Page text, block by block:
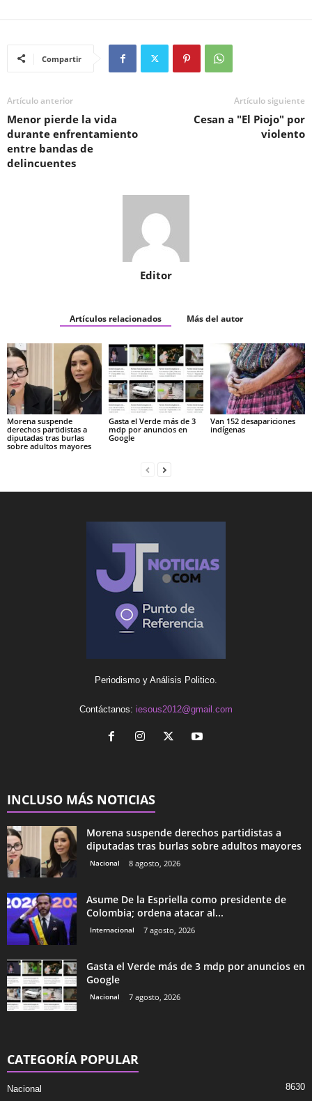
Compartir
Artículo anterior
Menor pierde la vida
durante enfrentamiento
entre bandas de
delincuentes
Artículo siguiente
Cesan a "El Piojo" por
violento
Editor
Artículos relacionados Más del autor
Morena suspende
derechos partidistas a
diputadas tras burlas
sobre adultos mayores
Gasta el Verde más de 3
mdp por anuncios en
Google
Van 152 desapariciones
indígenas
Periodismo y Análisis Politico.
Contáctanos: iesous2012@gmail.com
INCLUSO MÁS NOTICIAS
Morena suspende derechos partidistas a
diputadas tras burlas sobre adultos mayores
Nacional 8 agosto, 2026
Asume De la Espriella como presidente de
Colombia; ordena atacar al...
Internacional 7 agosto, 2026
Gasta el Verde más de 3 mdp por anuncios en
Google
Nacional 7 agosto, 2026
CATEGORÍA POPULAR
Nacional 8630